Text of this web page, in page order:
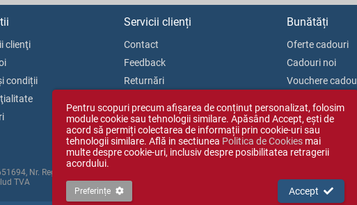
clienţi
condiții
Servicii clienți
Contact
Feedback
Returnări
ANPC
Bunătăți
Oferte cadouri
Cadouri noi
Vouchere cadou
Nr. Reg. Com. J35/1813/2003).
TVA
Pentru scopuri precum afișarea de conținut personalizat, folosim
module cookie sau tehnologii similare. Apăsând Accept, ești de
acord să permiți colectarea de informații prin cookie-uri sau
tehnologii similare. Află in sectiunea Politica de Cookies mai
multe despre cookie-uri, inclusiv despre posibilitatea retragerii
acordului.
Preferințe Accept